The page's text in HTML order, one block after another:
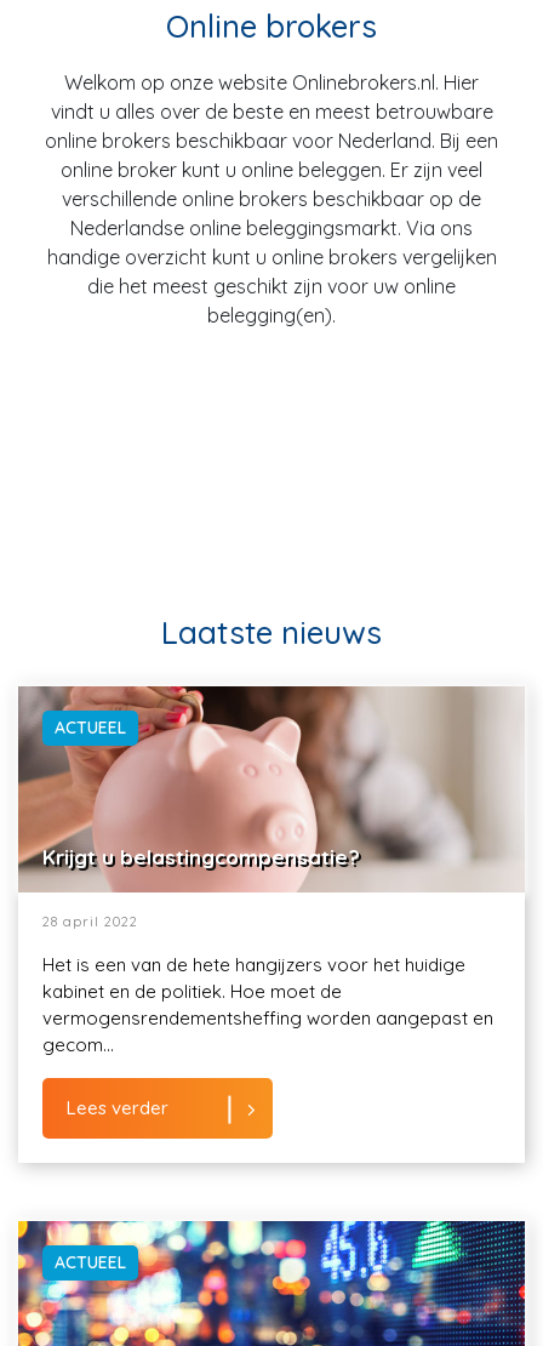
Online brokers
Welkom op onze website Onlinebrokers.nl. Hier
vindt u alles over de beste en meest betrouwbare
online brokers beschikbaar voor Nederland. Bij een
online broker kunt u online beleggen. Er zijn veel
verschillende online brokers beschikbaar op de
Nederlandse online beleggingsmarkt. Via ons
handige overzicht kunt u online brokers vergelijken
die het meest geschikt zijn voor uw online
belegging(en).
Laatste nieuws
ACTUEEL
Krijgt u belastingcompensatie?
28 april 2022
Het is een van de hete hangijzers voor het huidige
kabinet en de politiek. Hoe moet de
vermogensrendementsheffing worden aangepast en
gecom...
Lees verder
ACTUEEL